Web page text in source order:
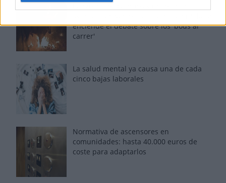
enciende el debate sobre los 'bous al
carrer'
La salud mental ya causa una de cada
cinco bajas laborales
Normativa de ascensores en
comunidades: hasta 40.000 euros de
coste para adaptarlos